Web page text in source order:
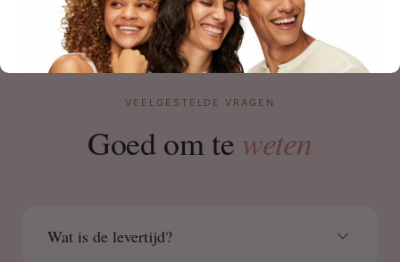
VEELGESTELDE VRAGEN
Goed om te weten
Wat is de levertijd?